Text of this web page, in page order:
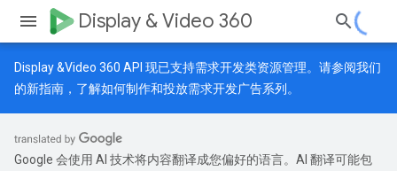
Display & Video 360
Display &Video 360 API 现已支持需求开发类资源管理。请参阅我们
的新指南 ，了解如何制作和投放需求开发广告系列。
Google 会使用 AI 技术将内容翻译成您偏好的语言。AI 翻译可能包